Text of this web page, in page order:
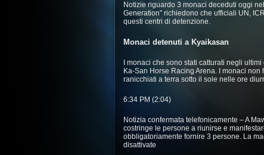
Notizie riguardo 3 monaci deceduti oggi
Generation” richiedono che ufficiali UN,
questi centri di detenzione.
Monaci detenuti a Kyaikasan
I monaci che sono stati catturati negli
Ka-San Horse Racing Arena. I monaci
ranicchiati a terra sotto il sole nelle ore
6:34 PM (2:04)
Notizia confermata telefonicamente – A
costringe le persone a riunirse e
obbligatoriamente fornire 3 persone. La
disattivate